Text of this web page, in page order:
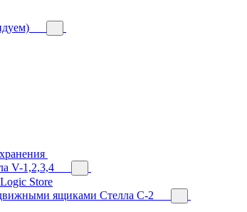
V-1,2,3,4
Store
ящиками Стелла С-2